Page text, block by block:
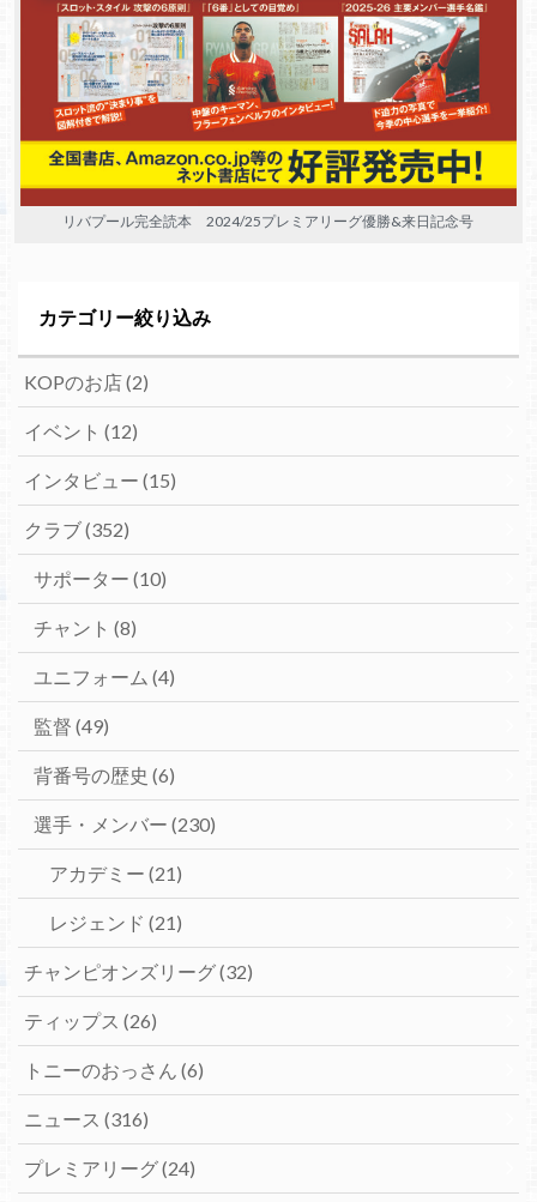
リバプール完全読本 2024/25プレミアリーグ優勝&来日記念号
カテゴリー絞り込み
KOPのお店(2)
イベント (12)
インタビュー (15)
クラブ(352)
サポーター (10)
チャント (8)
ユニフォーム (4)
監督 (49)
背番号の歴史 (6)
選手・メンバー (230)
アカデミー (21)
レジェンド (21)
チャンピオンズリーグ(32)
ティップス (26)
トニーのおっさん (6)
ニュース (316)
プレミアリーグ(24)